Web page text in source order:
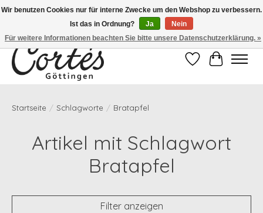
Eines der besten Cafés Deutschlands!
Wunschzettel
Ihr
Startseite / Schlagworte / Bratapfel
Artikel mit Schlagwort
Bratapfel
Filter anzeigen
Wir benutzen Cookies nur für interne Zwecke um den Webshop zu verbessern.
Ist das in Ordnung?
Ja
Nein
Für weitere Informationen beachten Sie bitte unsere Datenschutzerklärung. »